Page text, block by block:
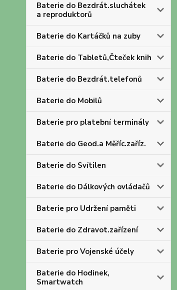
Baterie do Bezdrát.sluchátek
a reproduktorů
Baterie do Kartáčků na zuby
Baterie do Tabletů,Čteček knih
Baterie do Bezdrát.telefonů
Baterie do Mobilů
Baterie pro platební terminály
Baterie do Geod.a Měříc.zaříz.
Baterie do Svítilen
Baterie do Dálkových ovládačů
Baterie pro Udržení paměti
Baterie do Zdravot.zařízení
Baterie pro Vojenské účely
Baterie do Hodinek,
Smartwatch